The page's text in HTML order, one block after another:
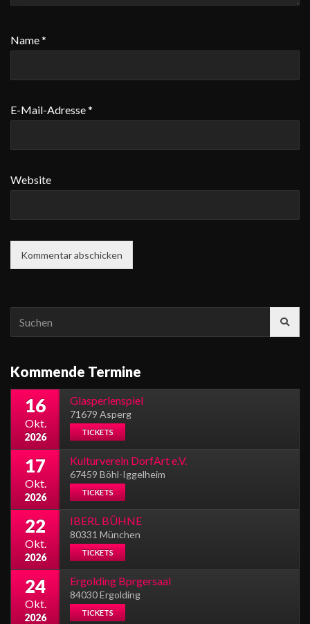
Name*
E-Mail-Adresse*
Website
for:
Kommende Termine
16
Okt.
2026
Glasperlenspiel
71679 Asperg
TICKETS
17
Okt.
2026
Kulturverein DorfArt e.V.
67459 Böhl-Iggelheim
TICKETS
22
Okt.
2026
IBERL BÜHNE
80331 München
TICKETS
24
Okt.
2026
Ergolding Bprgersaal
84030 Ergolding
TICKETS